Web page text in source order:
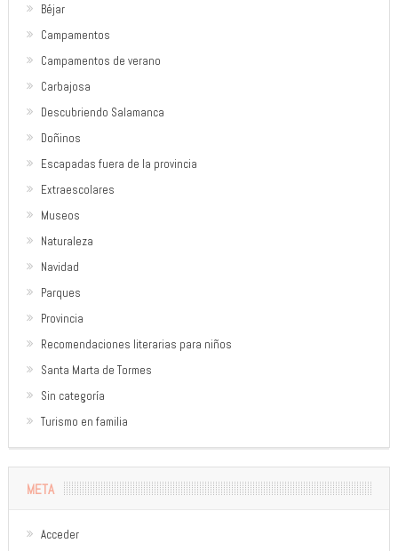
Béjar
Campamentos
Campamentos de verano
Carbajosa
Descubriendo Salamanca
Doñinos
Escapadas fuera de la provincia
Extraescolares
Museos
Naturaleza
Navidad
Parques
Provincia
Recomendaciones literarias para niños
Santa Marta de Tormes
Sin categoría
Turismo en familia
META
Acceder